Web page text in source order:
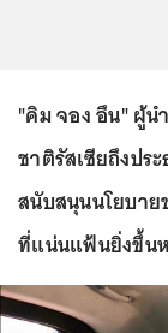
"คิม จอง อึน" ผู้น
ชาติรัสเซียถึงปร
สนับสนุนนโยบา
ที่แน่นแฟ้นยิ่งขึ้น